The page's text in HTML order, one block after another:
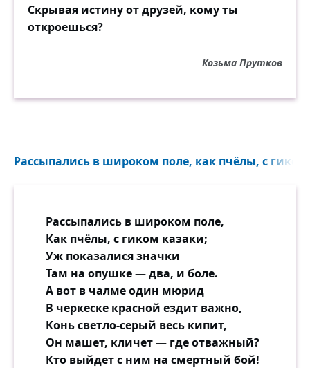
Скрывая истину от друзей, кому ты
откроешься?
Козьма Прутков
Рассыпались в широком поле, как пчёлы, с
Рассыпались в широком поле,
Как пчёлы, с гиком казаки;
Уж показалися значки
Там на опушке — два, и боле.
А вот в чалме один мюрид
В черкеске красной ездит важно,
Конь светло-серый весь кипит,
Он машет, кличет — где отважный?
Кто выйдет с ним на смертный бой!